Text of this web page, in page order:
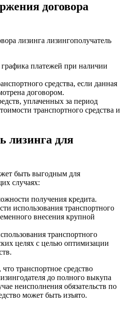
договора
лизинга лизингополучатель
платежей при наличии
средства, если данная
договором.
уплаченных за период
транспортного средства и
лизинга для
быть выгодным для
случаях:
получения кредита.
использования транспортного
внесения крупной
транспортного
целях с целью оптимизации
транспортное средство
до полного выкупа
неисполнения обязательств по
может быть изъято.